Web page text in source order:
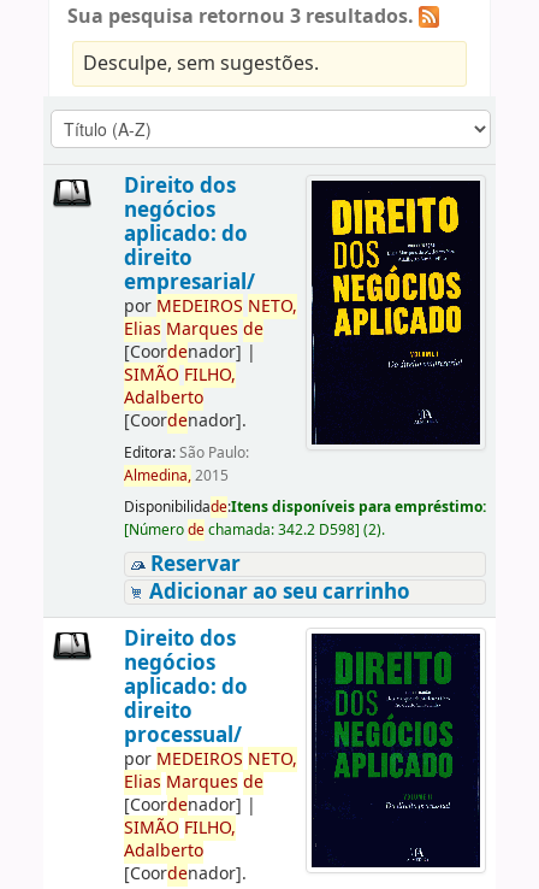
Sua pesquisa retornou 3 resultados.
Desculpe, sem sugestões.
Direito dos
negócios
aplicado: do
direito
empresarial/
por MEDEIROS NETO,
Elias Marques de
[Coordenador] |
SIMÃO FILHO,
Adalberto
[Coordenador].
Editora:São Paulo:
Almedina,2015
Disponibilidade:Itens disponíveis para empréstimo:
[Númerodechamada:342.2 D598] (2).
Reservar
Adicionar ao seu carrinho
Direito dos
negócios
aplicado: do
direito
processual/
por MEDEIROS NETO,
Elias Marques de
[Coordenador] |
SIMÃO FILHO,
Adalberto
[Coordenador].